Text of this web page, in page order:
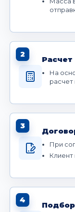
2
На
расчет
3
При
Клиент
4